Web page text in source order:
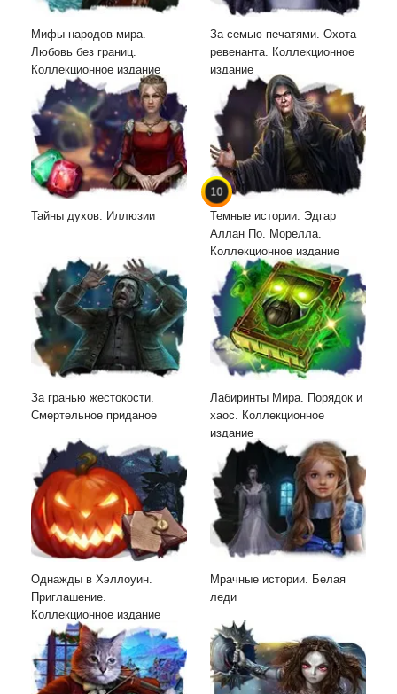
Мифы народов мира.
Любовь без границ.
Коллекционное издание
За семью печатями. Охота
ревенанта. Коллекционное
издание
Тайны духов. Иллюзии
10
Темные истории. Эдгар
Аллан По. Морелла.
Коллекционное издание
За гранью жестокости.
Смертельное приданое
Лабиринты Мира. Порядок и
хаос. Коллекционное
издание
Однажды в Хэллоуин.
Приглашение.
Коллекционное издание
Мрачные истории. Белая
леди